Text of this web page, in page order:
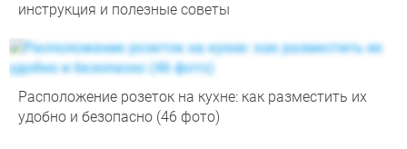
инструкция и полезные советы
Расположение розеток на кухне: как разместить их
удобно и безопасно (46 фото)